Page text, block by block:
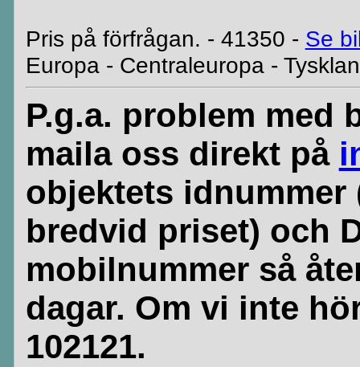
Pris på förfrågan. - 41350 - Se
Europa - Centraleuropa -
P.g.a. problem med
maila oss direkt på
objektets
bredvid priset) och
mobilnummer så
dagar. Om vi inte
102121.